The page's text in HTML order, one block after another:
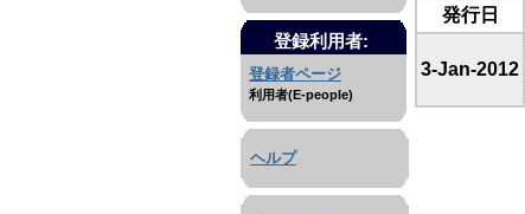
登録利用者:
登録者ページ
利用者(E-people)
ヘルプ
発行日
3-Jan-2012